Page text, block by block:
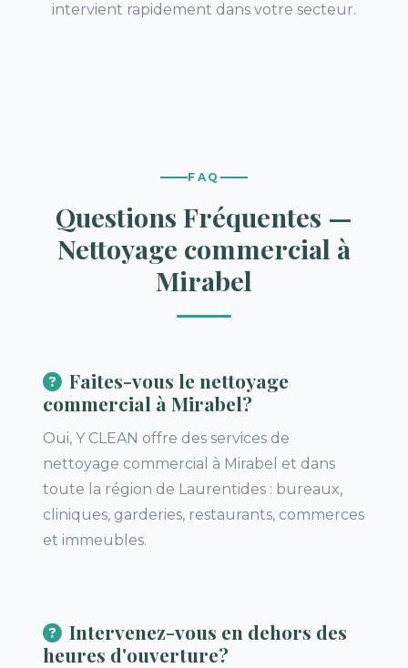
intervient rapidement dans votre secteur.
FAQ
Questions Fréquentes —
Nettoyage commercial à
Mirabel
Faites-vous le nettoyage
commercial à Mirabel?
Oui, Y CLEAN offre des services de
nettoyage commercial à Mirabel et dans
toute la région de Laurentides : bureaux,
cliniques, garderies, restaurants, commerces
et immeubles.
Intervenez-vous en dehors des
heures d'ouverture?